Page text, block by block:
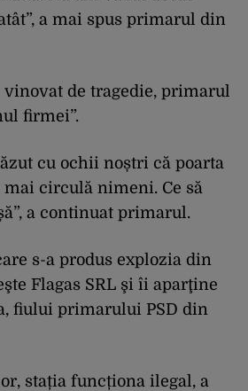
a mai spus primarul din
de tragedie, primarul
firmei”.
cu ochii noștri că poarta
circulă nimeni. Ce să
a continuat primarul.
s-a produs explozia din
Flagas SRL şi îi aparţine
fiului primarului PSD din
stația funcționa ilegal, a